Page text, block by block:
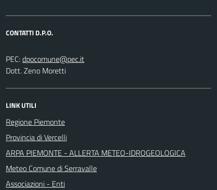
CONTATTI D.P.O.
PEC:
Dott. Zeno Moretti
LINK UTILI
Regione Piemonte
Provincia di Vercelli
ARPA PIEMONTE - ALLERTA METEO-IDROGEOLOGICA
Meteo Comune di Serravalle
Associazioni - Enti